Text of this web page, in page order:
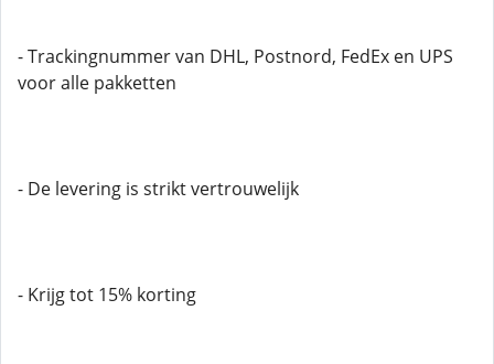
- Trackingnummer van DHL, Postnord, FedEx en UPS
voor alle pakketten
- De levering is strikt vertrouwelijk
- Krijg tot 15% korting